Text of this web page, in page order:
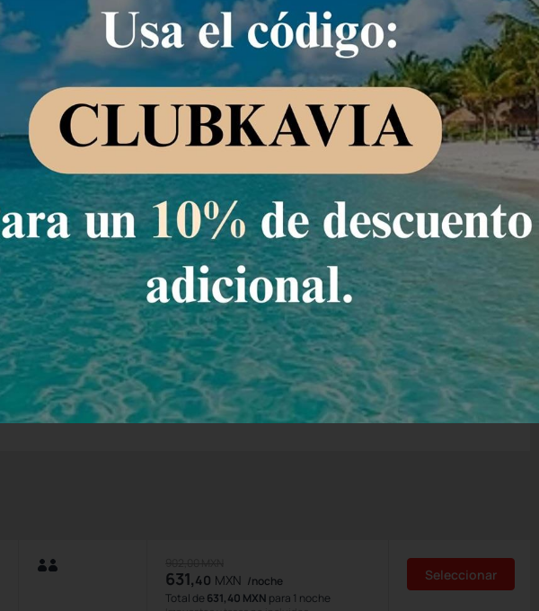
45
garantizado!
Estándar
matrimoniales, TV con canales de cable, escritorio, closet, ventilador, aire
privado.
631,40 MXN /noche
Total de 631,40 MXN para 1 noche
Seleccionar